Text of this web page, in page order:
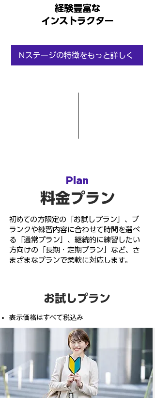
経験豊富な
インストラクター
Nステージの特徴をもっと詳しく
Plan
料金プラン
初めての方限定の「お試しプラン」、ブ
ランクや練習内容に合わせて時間を選べ
る「通常プラン」、継続的に練習したい
方向けの「長期・定期プラン」など、さ
まざまなプランで柔軟に対応します。
お試しプラン
表示価格はすべて税込み